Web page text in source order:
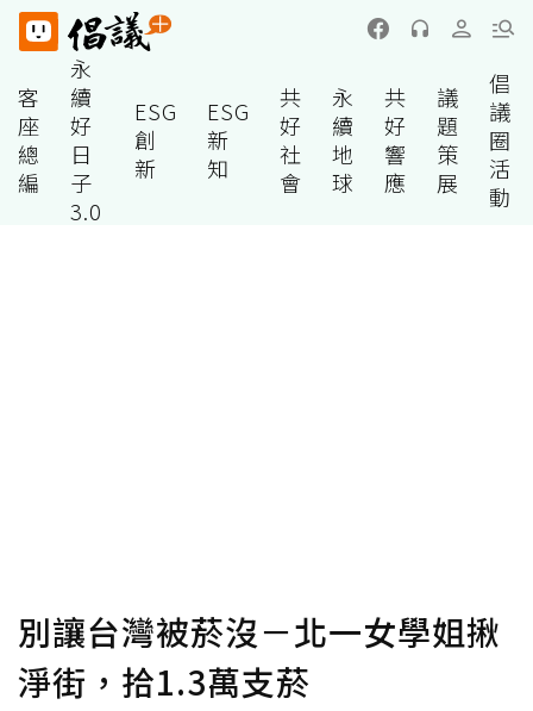
客
座
總
編
永
續
好
日
子
3.0
ESG
創
新
ESG
新
知
共
好
社
會
永
續
地
球
共
好
響
應
議
題
策
展
倡
議
圈
活
動
別讓台灣被菸沒－北一女學姐揪
淨街，拾1.3萬支菸